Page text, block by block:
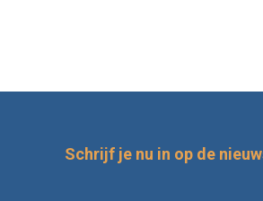
Schrijf je nu in op de